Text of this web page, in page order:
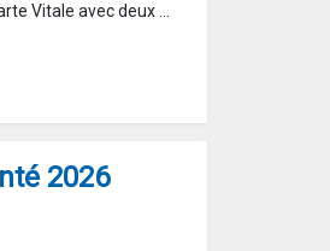
Vitale avec deux ...
2026